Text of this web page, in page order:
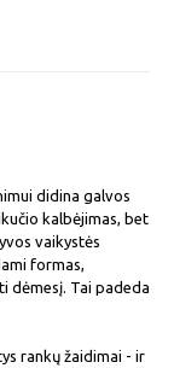
didina galvos
kalbėjimas, bet
vaikystės
formas,
dėmesį. Tai padeda
rankų žaidimai - ir